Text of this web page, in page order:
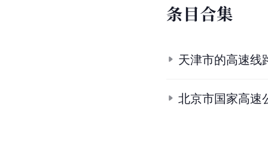
条目合集
天津市的高速线
北京市国家高速